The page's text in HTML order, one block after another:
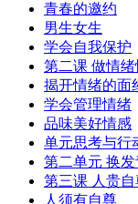
青春的邀约
男生女生
学会自我保护
第二课 做情绪
揭开情绪的面
学会管理情绪
品味美好情感
单元思考与行
第二单元 换发
第三课 人贵自
人须有自尊